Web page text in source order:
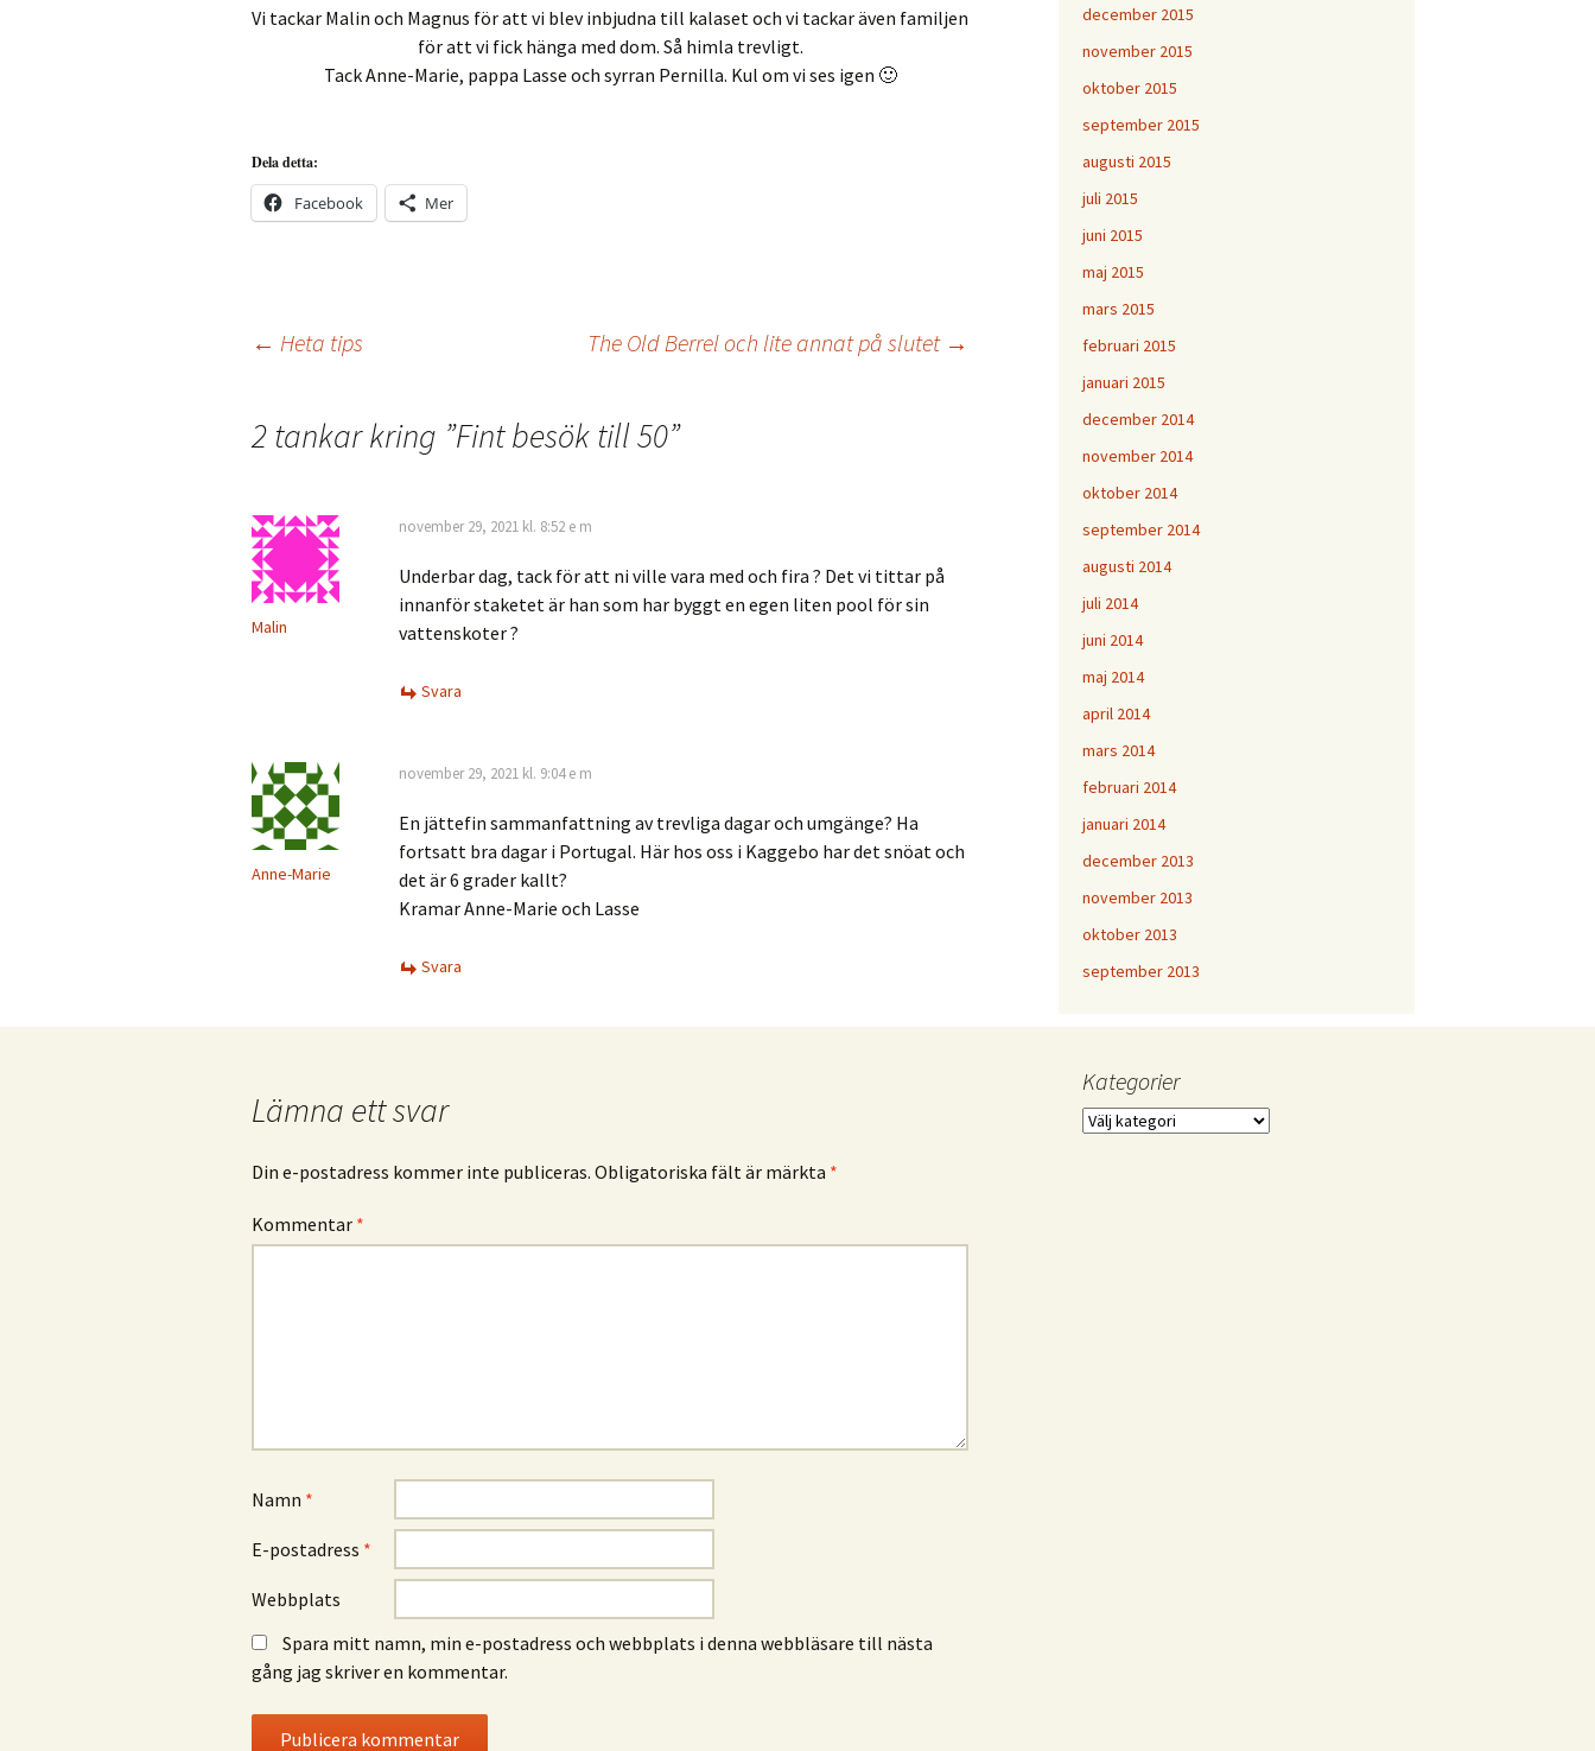
Vi tackar Malin och Magnus för att vi blev inbjudna till kalaset och vi tackar även familjen
för att vi fick hänga med dom. Så himla trevligt.
Tack Anne-Marie, pappa Lasse och syrran Pernilla. Kul om vi ses igen 🙂
Dela detta:
Facebook Mer
Inläggsnavigering
← Heta tips The Old Berrel och lite annat på slutet →
2 tankar kring ”Fint besök till 50”
Malin
november 29, 2021 kl. 8:52 e m
Underbar dag, tack för att ni ville vara med och fira ? Det vi tittar på
innanför staketet är han som har byggt en egen liten pool för sin
vattenskoter ?
Svara
Anne-Marie
november 29, 2021 kl. 9:04 e m
En jättefin sammanfattning av trevliga dagar och umgänge? Ha
fortsatt bra dagar i Portugal. Här hos oss i Kaggebo har det snöat och
det är 6 grader kallt?
Kramar Anne-Marie och Lasse
Svara
Lämna ett svar
Din e-postadress kommer inte publiceras. Obligatoriska fält är märkta *
Kommentar *
Namn *
E-postadress *
Webbplats
Spara mitt namn, min e-postadress och webbplats i denna webbläsare till nästa
gång jag skriver en kommentar.
december 2015
november 2015
oktober 2015
september 2015
augusti 2015
juli 2015
juni 2015
maj 2015
mars 2015
februari 2015
januari 2015
december 2014
november 2014
oktober 2014
september 2014
augusti 2014
juli 2014
juni 2014
maj 2014
april 2014
mars 2014
februari 2014
januari 2014
december 2013
november 2013
oktober 2013
september 2013
Kategorier
Kategorier